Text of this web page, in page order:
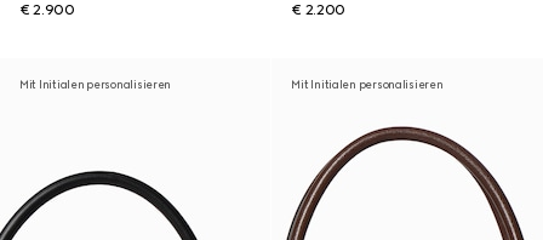
€ 2.900
€ 2.200
Mit Initialen personalisieren Mit Initialen personalisieren